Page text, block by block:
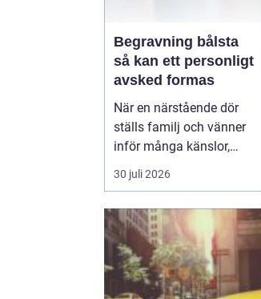
Begravning bålsta
så kan ett personligt
avsked formas
När en närstående dör
ställs familj och vänner
inför många känslor,
men också praktiska
beslut.
ceremoni i någon av
Håbo församlings kyrkor
eller ka...
30 juli 2026